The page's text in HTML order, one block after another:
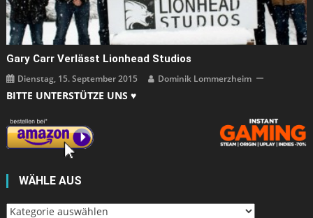
Gary Carr Verlässt Lionhead Studios
Dienstag, 15. September 2015 Dominik Lommerzheim
BITTE UNTERSTÜTZE UNS ♥
WÄHLE AUS
Wähle